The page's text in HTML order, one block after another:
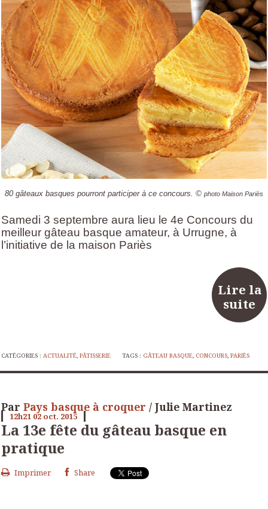
80 gâteaux basques pourront participer à ce concours. © photo Maison Pariès
Samedi 3 septembre aura lieu le 4e Concours du
meilleur gâteau basque amateur, à Urrugne, à
l’initiative de la maison Pariès
Lire la
suite
CATÉGORIES : ACTUALITÉ, PÂTISSERIE TAGS : GÂTEAU BASQUE, CONCOURS,PARIÈS
Par Pays basque à croquer / Julie Martinez
12h21 02 oct. 2015
La 13e fête du gâteau basque en
pratique
Imprimer Share